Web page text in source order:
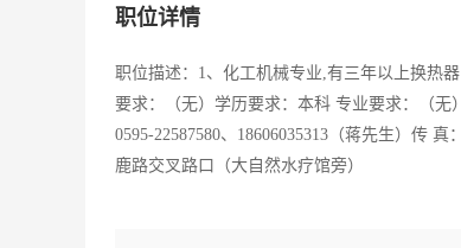
职位详情
职位描述：1、化工机械专业,有三年以上换热
要求：（无）学历要求：本科 专业要求：（无
0595-22587580、18606035313（蒋先生）传
鹿路交叉路口（大自然水疗馆旁）